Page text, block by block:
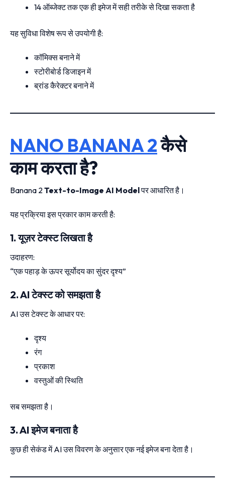
14 ऑब्जेक्ट तक एक ही इमेज में सही तरीके से दिखा सकता है
यह सुविधा विशेष रूप से उपयोगी है:
कॉमिक्स बनाने में
स्टोरीबोर्ड डिजाइन में
ब्रांड कैरेक्टर बनाने में
NANO BANANA 2कैसे
काम करता है?
Banana 2 Text-to-Image AI Modelपर आधारित है।
यह प्रक्रिया इस प्रकार काम करती है:
1. यूज़र टेक्स्ट लिखता है
उदाहरण:
“एक पहाड़ के ऊपर सूर्योदय का सुंदर दृश्य”
2. AI टेक्स्ट को समझता है
AI उस टेक्स्ट के आधार पर:
दृश्य
रंग
प्रकाश
वस्तुओं की स्थिति
सब समझता है।
3. AI इमेज बनाता है
कुछ ही सेकंड में AI उस विवरण के अनुसार एक नई इमेज बना देता है।